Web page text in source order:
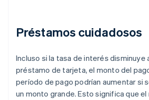
Préstamos cuidadosos
Incluso si la tasa de interés disminuye
préstamo de tarjeta, el monto del
período de pago podrían aumentar si
un monto grande. Esto significa que